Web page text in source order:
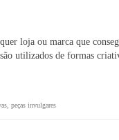
loja ou marca que
são utilizados de formas
peças invulgares